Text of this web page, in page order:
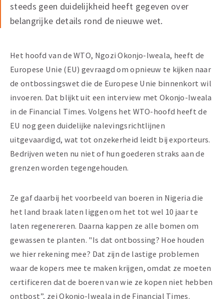
steeds geen duidelijkheid heeft gegeven over
belangrijke details rond de nieuwe wet.
Het hoofd van de WTO, Ngozi Okonjo-Iweala, heeft de
Europese Unie (EU) gevraagd om opnieuw te kijken naar
de ontbossingswet die de Europese Unie binnenkort wil
invoeren. Dat blijkt uit een interview met Okonjo-Iweala
in de Financial Times. Volgens het WTO-hoofd heeft de
EU nog geen duidelijke nalevingsrichtlijnen
uitgevaardigd, wat tot onzekerheid leidt bij exporteurs.
Bedrijven weten nu niet of hun goederen straks aan de
grenzen worden tegengehouden.
Ze gaf daarbij het voorbeeld van boeren in Nigeria die
het land braak laten liggen om het tot wel 10 jaar te
laten regenereren. Daarna kappen ze alle bomen om
gewassen te planten. "Is dat ontbossing? Hoe houden
we hier rekening mee? Dat zijn de lastige problemen
waar de kopers mee te maken krijgen, omdat ze moeten
certificeren dat de boeren van wie ze kopen niet hebben
ontbost”, zei Okonjo-Iweala in de Financial Times.